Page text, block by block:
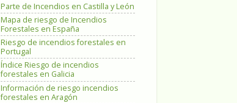
Parte de Incendios en Castilla y León
Mapa de riesgo de Incendios
Forestales en España
Riesgo de incendios forestales en
Portugal
Índice Riesgo de incendios
forestales en Galicia
Información de riesgo incendios
forestales en Aragón